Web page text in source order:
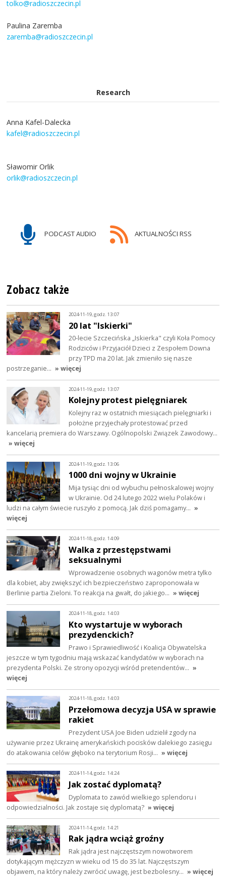
tolko@radioszczecin.pl
Paulina Zaremba
zaremba@radioszczecin.pl
Research
Anna Kafel-Dalecka
kafel@radioszczecin.pl
Sławomir Orlik
orlik@radioszczecin.pl
PODCAST AUDIO AKTUALNOŚCI RSS
Zobacz także
2024-11-19, godz. 13:07
20 lat "Iskierki"
20-lecie Szczecińska „Iskierka" czyli Koła Pomocy
Rodziców i Przyjaciół Dzieci z Zespołem Downa
przy TPD ma 20 lat. Jak zmieniło się nasze
postrzeganie… » więcej
2024-11-19, godz. 13:07
Kolejny protest pielęgniarek
Kolejny raz w ostatnich miesiącach pielęgniarki i
położne przyjechały protestować przed
kancelarią premiera do Warszawy. Ogólnopolski Związek Zawodowy…
» więcej
2024-11-19, godz. 13:06
1000 dni wojny w Ukrainie
Mija tysiąc dni od wybuchu pełnoskalowej wojny
w Ukrainie. Od 24 lutego 2022 wielu Polaków i
ludzi na całym świecie ruszyło z pomocą. Jak dziś pomagamy… »
więcej
2024-11-18, godz. 14:09
Walka z przestępstwami
seksualnymi
Wprowadzenie osobnych wagonów metra tylko
dla kobiet, aby zwiększyć ich bezpieczeństwo zaproponowała w
Berlinie partia Zieloni. To reakcja na gwałt, do jakiego… » więcej
2024-11-18, godz. 14:03
Kto wystartuje w wyborach
prezydenckich?
Prawo i Sprawiedliwość i Koalicja Obywatelska
jeszcze w tym tygodniu mają wskazać kandydatów w wyborach na
prezydenta Polski. Ze strony opozycji wśród pretendentów… »
więcej
2024-11-18, godz. 14:03
Przełomowa decyzja USA w sprawie
rakiet
Prezydent USA Joe Biden udzielił zgody na
używanie przez Ukrainę amerykańskich pocisków dalekiego zasięgu
do atakowania celów głęboko na terytorium Rosji… » więcej
2024-11-14, godz. 14:24
Jak zostać dyplomatą?
Dyplomata to zawód wielkiego splendoru i
odpowiedzialności. Jak zostaje się dyplomatą? » więcej
2024-11-14, godz. 14:21
Rak jądra wciąż groźny
Rak jądra jest najczęstszym nowotworem
dotykającym mężczyzn w wieku od 15 do 35 lat. Najczęstszym
objawem, na który należy zwrócić uwagę, jest bezbolesny… » więcej